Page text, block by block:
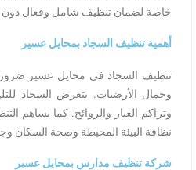
خاصة لضمان تنظيف شامل وفعال دون
أهمية تنظيف السجاد بمحايل عسير
تنظيف السجاد في محايل عسير
وجمال الأرضيات. يتعرض السجاد
وتراكم الغبار والروائح. كما يساهم
نظافة البيئة المحيطة وصحة السكان
شركة تنظيف مدارس بمحايل عسير